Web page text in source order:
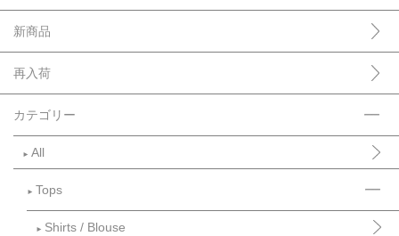
新商品
再入荷
カテゴリー
► All
► Tops
► Shirts / Blouse